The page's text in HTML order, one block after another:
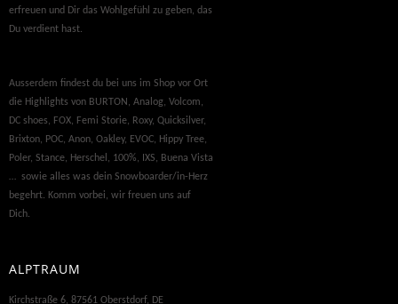
erfreuen und Dir das Wohlgefühl zu geben, das
Du verdient hast.
Ausserdem findest du bei uns im Shop vor Ort
die Highlights von BURTON, Analog, Volcom,
DC shoes, FOX, Femi Storie, Roxy, Quicksilver,
Brixton, POC, Anon, Oakley, EVOC, Hippy Tree,
Poler, Stance, Herschel, 100%, IXS, Buena Vista
… sowie alles was dein Snowboarder/in-Herz
begehrt. Komm vorbei, wir freuen uns auf
Dich.
ALPTRAUM
Kirchstraße 6, 87561 Oberstdorf, DE